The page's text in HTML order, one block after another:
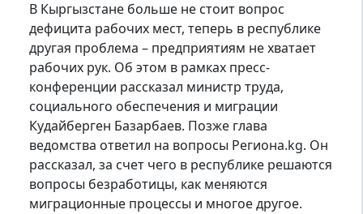
В Кыргызстане больше не стоит вопрос
дефицита рабочих мест, теперь в республике
другая проблема – предприятиям не хватает
рабочих рук. Об этом в рамках пресс-
конференции рассказал министр труда,
социального обеспечения и миграции
Кудайберген Базарбаев. Позже глава
ведомства ответил на вопросы Региона.kg. Он
рассказал, за счет чего в республике решаются
вопросы безработицы, как меняются
миграционные процессы и многое другое.